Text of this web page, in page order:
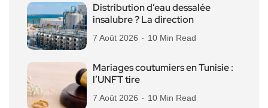
Distribution d’eau dessalée
insalubre ? La direction
7 Août 2026 10 Min Read
Mariages coutumiers en Tunisie :
l’UNFT tire
7 Août 2026 10 Min Read